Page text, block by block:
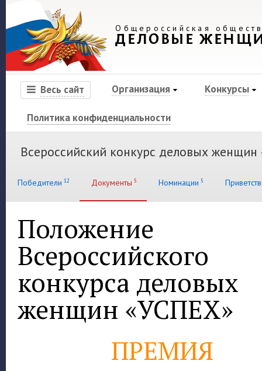
Общероссийская
ДЕЛОВЫЕ
Весь сайт Организация Конкурсы
Политика конфиденциальности
Всероссийский конкурс деловых женщин
Победители 12 Документы 5 Номинации 5
Положение
Всероссийского
конкурса деловых
женщин «УСПЕХ»
ПРЕМИЯ